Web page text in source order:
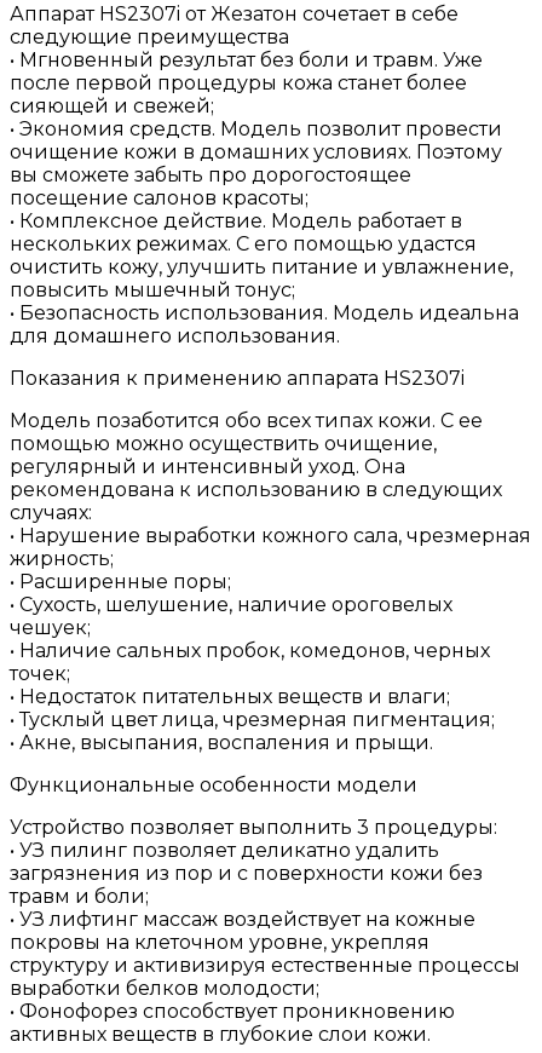
Аппарат HS2307i от Жезатон сочетает в себе
следующие преимущества
• Мгновенный результат без боли и травм. Уже
после первой процедуры кожа станет более
сияющей и свежей;
• Экономия средств. Модель позволит провести
очищение кожи в домашних условиях. Поэтому
вы сможете забыть про дорогостоящее
посещение салонов красоты;
• Комплексное действие. Модель работает в
нескольких режимах. С его помощью удастся
очистить кожу, улучшить питание и увлажнение,
повысить мышечный тонус;
• Безопасность использования. Модель идеальна
для домашнего использования.
Показания к применению аппарата HS2307i
Модель позаботится обо всех типах кожи. С ее
помощью можно осуществить очищение,
регулярный и интенсивный уход. Она
рекомендована к использованию в следующих
случаях:
• Нарушение выработки кожного сала, чрезмерная
жирность;
• Расширенные поры;
• Сухость, шелушение, наличие ороговелых
чешуек;
• Наличие сальных пробок, комедонов, черных
точек;
• Недостаток питательных веществ и влаги;
• Тусклый цвет лица, чрезмерная пигментация;
• Акне, высыпания, воспаления и прыщи.
Функциональные особенности модели
Устройство позволяет выполнить 3 процедуры:
• УЗ пилинг позволяет деликатно удалить
загрязнения из пор и с поверхности кожи без
травм и боли;
• УЗ лифтинг массаж воздействует на кожные
покровы на клеточном уровне, укрепляя
структуру и активизируя естественные процессы
выработки белков молодости;
• Фонофорез способствует проникновению
активных веществ в глубокие слои кожи.